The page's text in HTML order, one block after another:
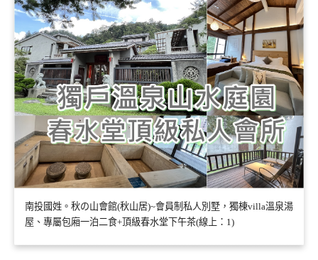
南投國姓。秋の山會館(秋山居)~會員制私人別墅，獨棟villa溫泉湯
屋、專屬包廂一泊二食+頂級春水堂下午茶(線上：1)